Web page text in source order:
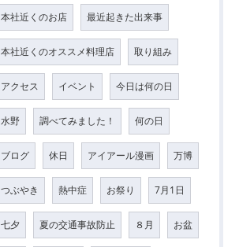
本社近くのお店 最近起きた出来事
本社近くのオススメ料理店 取り組み
アクセス イベント 今日は何の日
水野 調べてみました！ 何の日
ブログ 休日 アイアール漫画 万博
つぶやき 熱中症 お祭り 7月1日
七夕 夏の交通事故防止 ８月 お盆